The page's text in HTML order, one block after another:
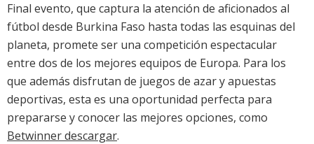
Final evento, que captura la atención de aficionados al
fútbol desde Burkina Faso hasta todas las esquinas del
planeta, promete ser una competición espectacular
entre dos de los mejores equipos de Europa. Para los
que además disfrutan de juegos de azar y apuestas
deportivas, esta es una oportunidad perfecta para
prepararse y conocer las mejores opciones, como
Betwinner descargar.